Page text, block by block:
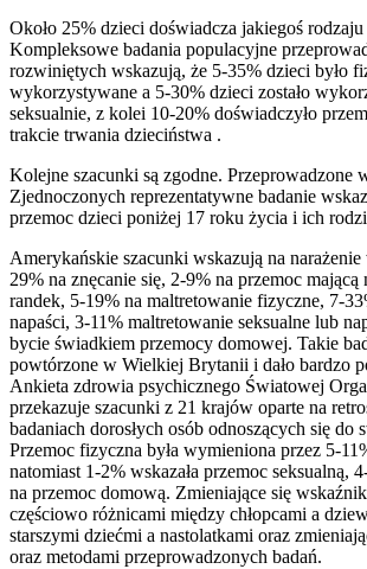
Około 25% dzieci doświadcza jakiegoś rodzaju
Kompleksowe badania populacyjne
rozwiniętych wskazują, że 5-35% dzieci było
wykorzystywane a 5-30% dzieci zostało
seksualnie, z kolei 10-20% doświadczyło
trakcie trwania dzieciństwa .
Kolejne szacunki są zgodne. Przeprowadzone
Zjednoczonych reprezentatywne badanie
przemoc dzieci poniżej 17 roku życia i ich
Amerykańskie szacunki wskazują na
29% na znęcanie się, 2-9% na przemoc
randek, 5-19% na maltretowanie fizyczne, 7-
napaści, 3-11% maltretowanie seksualne lub
bycie świadkiem przemocy domowej. Takie
powtórzone w Wielkiej Brytanii i dało bardzo
Ankieta zdrowia psychicznego Światowej
przekazuje szacunki z 21 krajów oparte na
badaniach dorosłych osób odnoszących się do
Przemoc fizyczna była wymieniona przez 5-
natomiast 1-2% wskazała przemoc seksualną,
na przemoc domową. Zmieniające się
częściowo różnicami między chłopcami a
starszymi dziećmi a nastolatkami oraz
oraz metodami przeprowadzonych badań.